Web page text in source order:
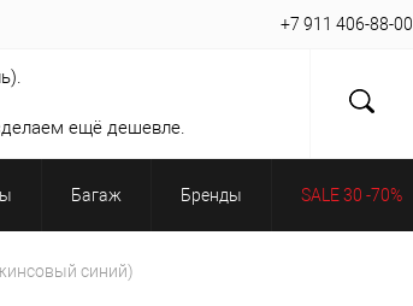
+7 911 406-88-00
ещё дешевле.
Багаж Бренды SALE 30 -70%
синий)